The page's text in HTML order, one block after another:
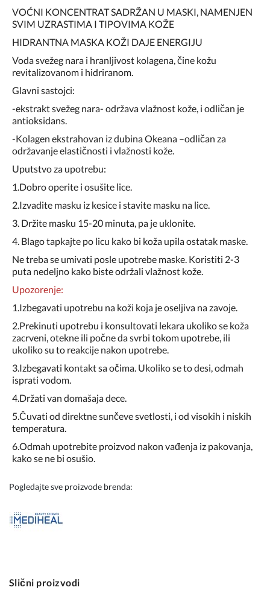
VOĆNI KONCENTRAT SADRŽAN U MASKI, NAMENJEN
SVIM UZRASTIMA I TIPOVIMA KOŽE
HIDRANTNA MASKA KOŽI DAJE ENERGIJU
Voda svežeg nara i hranljivost kolagena, čine kožu
revitalizovanom i hidriranom.
Glavni sastojci:
-ekstrakt svežeg nara- održava vlažnost kože, i odličan je
antioksidans.
-Kolagen ekstrahovan iz dubina Okeana –odličan za
održavanje elastičnosti i vlažnosti kože.
Uputstvo za upotrebu:
1.Dobro operite i osušite lice.
2.Izvadite masku iz kesice i stavite masku na lice.
3. Držite masku 15-20 minuta, pa je uklonite.
4. Blago tapkajte po licu kako bi koža upila ostatak maske.
Ne treba se umivati posle upotrebe maske. Koristiti 2-3
puta nedeljno kako biste održali vlažnost kože.
Upozorenje:
1.Izbegavati upotrebu na koži koja je oseljiva na zavoje.
2.Prekinuti upotrebu i konsultovati lekara ukoliko se koža
zacrveni, otekne ili počne da svrbi tokom upotrebe, ili
ukoliko su to reakcije nakon upotrebe.
3.Izbegavati kontakt sa očima. Ukoliko se to desi, odmah
isprati vodom.
4.Držati van domašaja dece.
5.Čuvati od direktne sunčeve svetlosti, i od visokih i niskih
temperatura.
6.Odmah upotrebite proizvod nakon vađenja iz pakovanja,
kako se ne bi osušio.
Pogledajte sve proizvode brenda:
Slični proizvodi